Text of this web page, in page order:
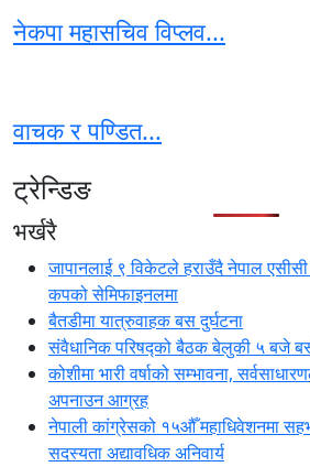
नेकपा महासचिव विप्लव...
वाचक र पण्डित...
ट्रेन्डिङ
भर्खरै
जापानलाई ९ विकेटले हराउँदै नेपाल
कपको सेमिफाइनलमा
बैतडीमा यात्रुवाहक बस दुर्घटना
संवैधानिक परिषद्को बैठक बेलुकी ५ बजे
कोशीमा भारी वर्षाको सम्भावना,
अपनाउन आग्रह
नेपाली कांग्रेसको १५औँ महाधिवेशनमा
सदस्यता अद्यावधिक अनिवार्य